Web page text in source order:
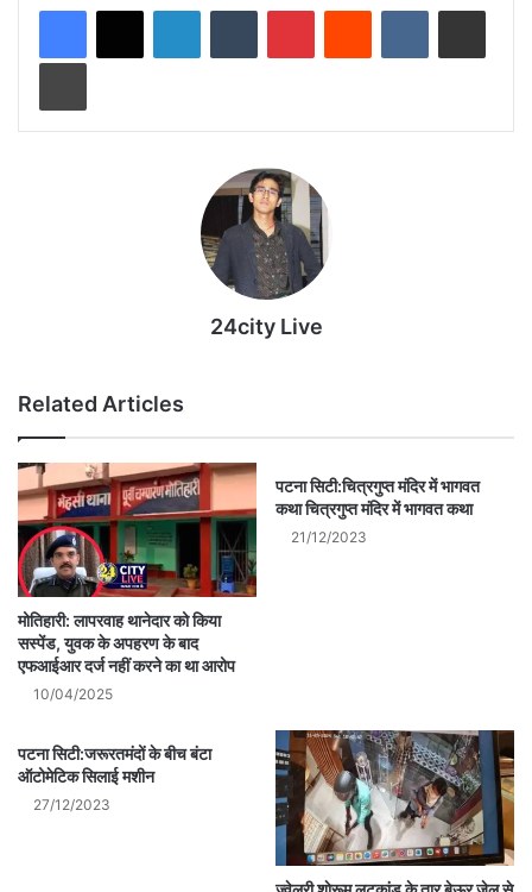
LinkedInTumblr PinterestReddit VKontakteShare via Email
Print
24city Live
Related Articles
मोतिहारी: लापरवाह थानेदार को किया
सस्पेंड, युवक के अपहरण के बाद
एफआईआर दर्ज नहीं करने का था आरोप
10/04/2025
पटना सिटी:चित्रगुप्त मंदिर में भागवत
कथा चित्रगुप्त मंदिर में भागवत कथा
21/12/2023
पटना सिटी:जरूरतमंदों के बीच बंटा
ऑटोमेटिक सिलाई मशीन
27/12/2023